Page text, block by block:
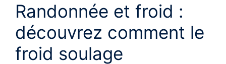
Randonnée et froid :
découvrez comment le
froid soulage